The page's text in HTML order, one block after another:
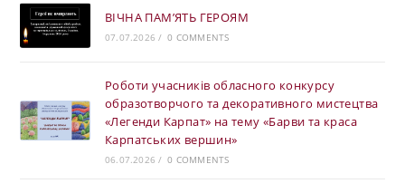
ВІЧНА ПАМ’ЯТЬ ГЕРОЯМ
07.07.2026 / 0 COMMENTS
Роботи учасників обласного конкурсу
образотворчого та декоративного мистецтва
«Легенди Карпат» на тему «Барви та краса
Карпатських вершин»
06.07.2026 / 0 COMMENTS